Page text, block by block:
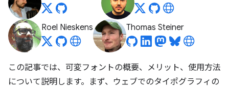
Roel Nieskens Thomas Steiner
この記事では、可変フォントの概要、メリット、使用方法
について説明します。まず、ウェブでのタイポグラフィの